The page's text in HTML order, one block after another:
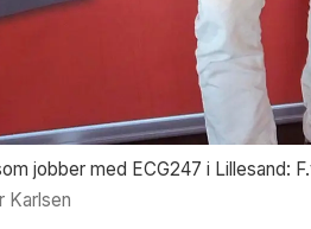
jobber med ECG247 i Lillesand:
Karlsen